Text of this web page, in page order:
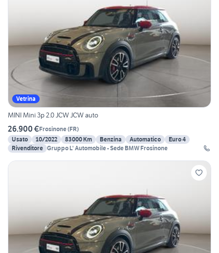
Vetrina
MINI Mini 3p 2.0 JCW JCW auto
26.900 €Frosinone(FR)
Usato
10/2022 83000 Km Benzina Automatico
Euro 4
Rivenditore Gruppo L' Automobile - Sede BMW Frosinone